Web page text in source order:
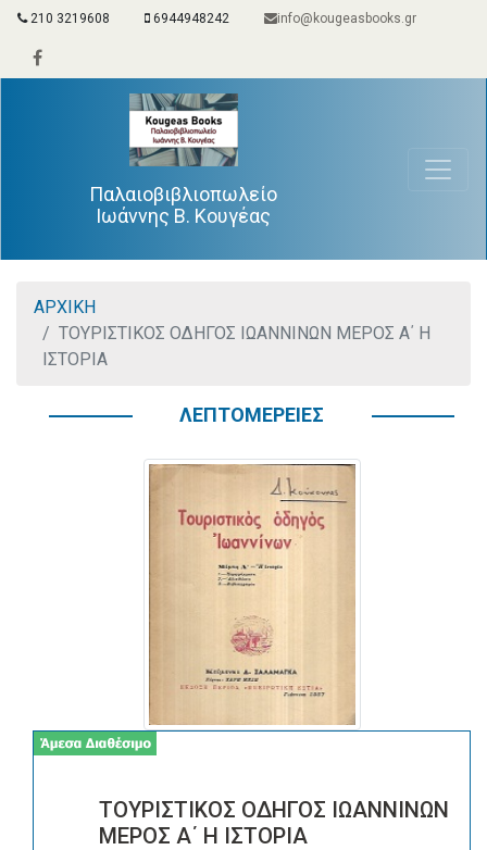
210 3219608 6944948242 info@kougeasbooks.gr
Παλαιοβιβλιοπωλείο
Ιωάννης Β. Κουγέας
ΑΡΧΙΚΗ
ΤΟΥΡΙΣΤΙΚΟΣ ΟΔΗΓΟΣ ΙΩΑΝΝΙΝΩΝ ΜΕΡΟΣ Α΄ Η
ΙΣΤΟΡΙΑ
ΛΕΠΤΟΜΕΡΕΙΕΣ
ΤΟΥΡΙΣΤΙΚΟΣ ΟΔΗΓΟΣ ΙΩΑΝΝΙΝΩΝ
ΜΕΡΟΣ Α΄ Η ΙΣΤΟΡΙΑ